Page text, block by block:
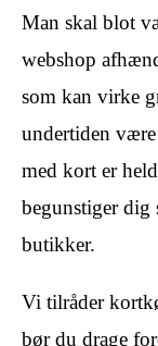
Man skal blot
webshop
som kan virke
undertiden
med kort er
begunstiger
butikker.
Vi tilråder
bør du drage